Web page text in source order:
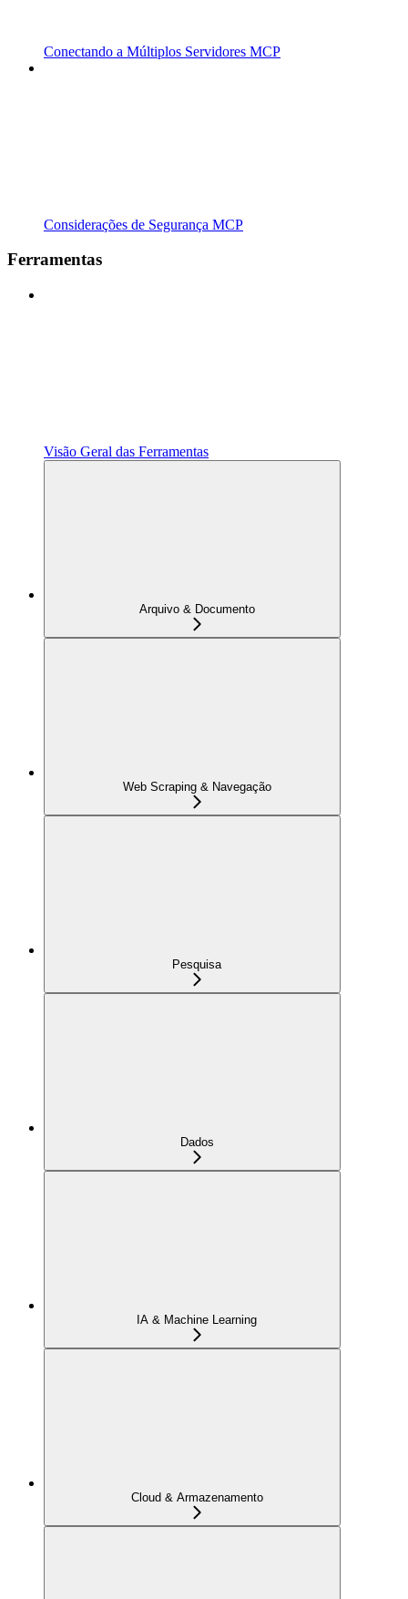
Conectando a Múltiplos Servidores MCP
Considerações de Segurança MCP
Ferramentas
Visão Geral das Ferramentas
Arquivo & Documento
Web Scraping & Navegação
Pesquisa
Dados
IA & Machine Learning
Cloud & Armazenamento